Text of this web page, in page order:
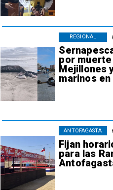
por
Mejillones
marinos
REGIONAL
Fijan
para las
ANTOFAGASTA